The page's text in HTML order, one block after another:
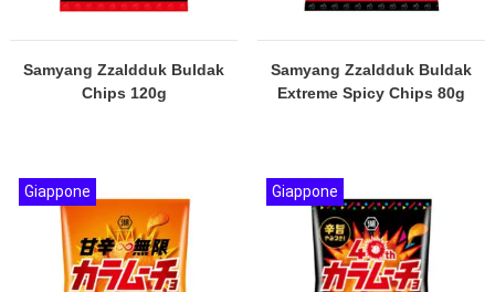
Samyang Zzaldduk Buldak
Chips 120g
Samyang Zzaldduk Buldak
Extreme Spicy Chips 80g
Giappone Giappone